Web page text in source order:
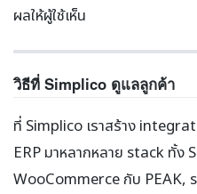
ผลให้ผู้ใช้เห็น
วิธีที่ Simplico ดูแลลูกค้า
ที่ Simplico เราสร้าง
ERP มาหลากหลาย stack ทั้ง
WooCommerce กับ